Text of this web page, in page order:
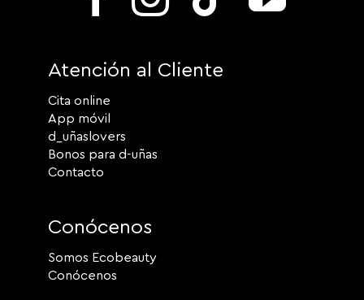
Atención al Cliente
Cita online
App móvil
d_uñaslovers
Bonos para d-uñas
Contacto
Conócenos
Somos Ecobeauty
Conócenos